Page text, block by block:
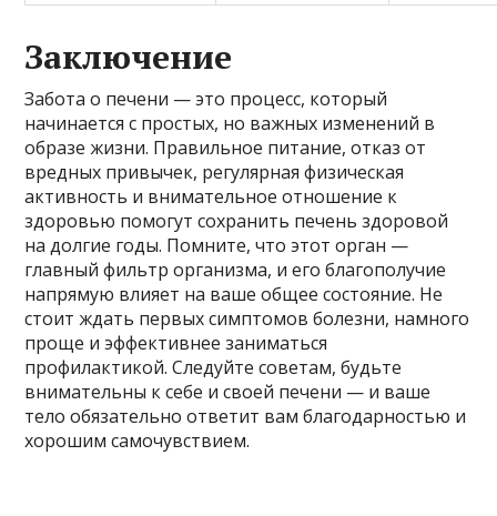
Заключение
Забота о печени — это процесс, который
начинается с простых, но важных изменений в
образе жизни. Правильное питание, отказ от
вредных привычек, регулярная физическая
активность и внимательное отношение к
здоровью помогут сохранить печень здоровой
на долгие годы. Помните, что этот орган —
главный фильтр организма, и его благополучие
напрямую влияет на ваше общее состояние. Не
стоит ждать первых симптомов болезни, намного
проще и эффективнее заниматься
профилактикой. Следуйте советам, будьте
внимательны к себе и своей печени — и ваше
тело обязательно ответит вам благодарностью и
хорошим самочувствием.